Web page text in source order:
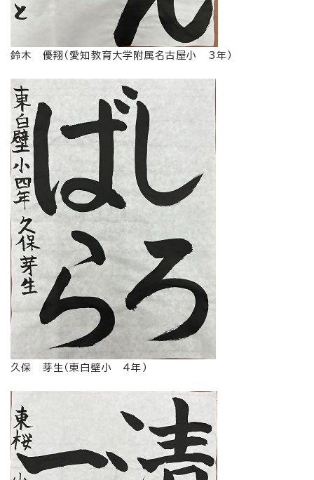
鈴木 優翔（愛知教育大学附属名古屋小 3年）
久保 芽生（東白壁小 4年）